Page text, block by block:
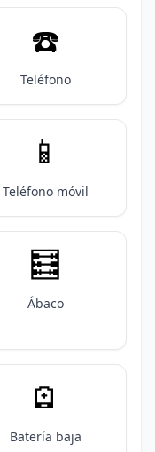
☎️
Teléfono
📱
Teléfono móvil
🧮
Ábaco
🪫
Batería baja